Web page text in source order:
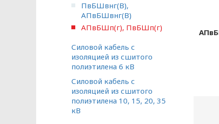
ПвБШвнг(В),
АПвБШвнг(В)
АПвБШп(г), ПвБШп(г)
Силовой кабель с
изоляцией из сшитого
полиэтилена 6 кВ
Силовой кабель с
изоляцией из сшитого
полиэтилена 10, 15, 20, 35
кВ
ПОЛИТИКА
В отношении
Общество с ограниченной
«ОПТИКЭНЕРГОКАБЕЛЬ»
УТВЕРЖДАЮ
Директор ООО